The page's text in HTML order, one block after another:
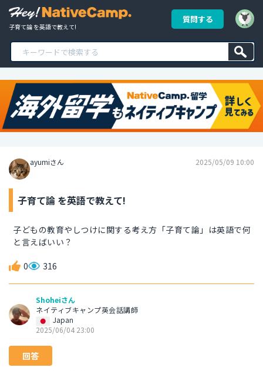
子育て論 を英語で教えて!
質問する
ayumiさん 2025/05/09 10:00
子育て論 を英語で教えて!
子どもの教育やしつけに関する考え方「子育て論」は英語で何
と言えばいい？
0 316
Shoheiさん
ネイティブキャンプ英会話講師
Japan
2025/06/04 23:00
回答